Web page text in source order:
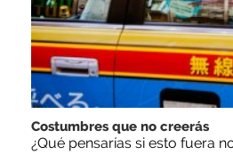
Costumbres que no creerás
¿Qué pensarías si esto fuera